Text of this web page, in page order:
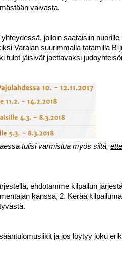
vaivasta.
jolloin saataisiin
Varalan suurimmalla tatamilla
tulot jäisivät jaettavaksi
tulisi varmistua myös siitä,
ehdotamme kilpailun
kanssa, 2. Kerää
ja jos löytyy joku